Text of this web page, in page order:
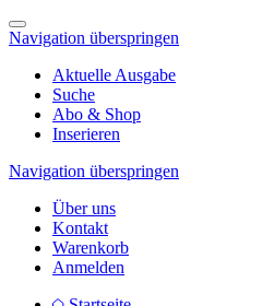
Navigation überspringen
Aktuelle Ausgabe
Suche
Abo & Shop
Inserieren
Navigation überspringen
Über uns
Kontakt
Warenkorb
Anmelden